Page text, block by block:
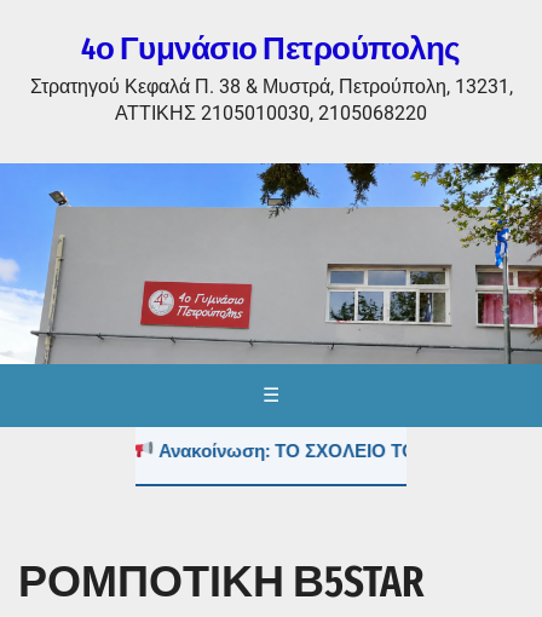
4ο Γυμνάσιο Πετρούπολης
Στρατηγού Κεφαλά Π. 38 & Μυστρά, Πετρούπολη, 13231,
ΑΤΤΙΚΗΣ 2105010030, 2105068220
☰
Ανακοίνωση: ΤΟ ΣΧΟΛΕΙΟ ΤΟΥΣ
ΡΟΜΠΟΤΙΚΗ Β5STAR